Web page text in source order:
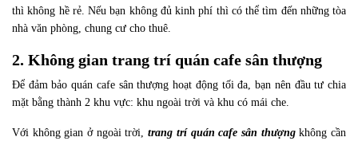
thì không hề rẻ. Nếu bạn không đủ kinh phí thì có thể tìm đến những tòa
nhà văn phòng, chung cư cho thuê.
2. Không gian trang trí quán cafe sân thượng
Để đảm bảo quán cafe sân thượng hoạt động tối đa, bạn nên đầu tư chia
mặt bằng thành 2 khu vực: khu ngoài trời và khu có mái che.
Với không gian ở ngoài trời,trang trí quán cafe sân thượngkhông cần